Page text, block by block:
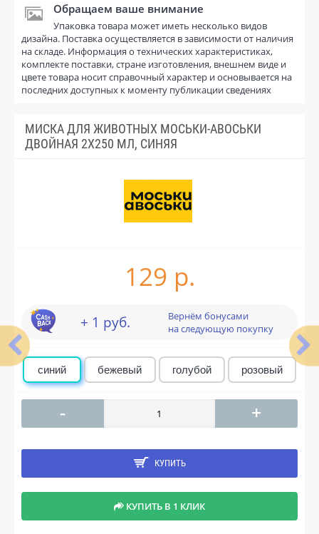
Обращаем ваше внимание
Упаковка товара может иметь несколько видов
дизайна. Поставка осуществляется в зависимости от наличия
на складе. Информация о технических характеристиках,
комплекте поставки, стране изготовления, внешнем виде и
цвете товара носит справочный характер и основывается на
последних доступных к моменту публикации сведениях
МИСКА ДЛЯ ЖИВОТНЫХ МОСЬКИ-АВОСЬКИ
ДВОЙНАЯ 2Х250 МЛ, СИНЯЯ
129 р.
+ 1 руб.
Вернём бонусами
на следующую покупку
синий бежевый голубой розовый
- +
КУПИТЬ
КУПИТЬ В 1 КЛИК